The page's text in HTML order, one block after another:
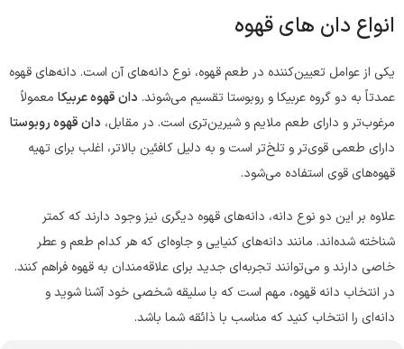
انواع دان های قهوه
یکی از عوامل تعیین‌کننده در طعم قهوه، نوع دانه‌های آن است. دانه‌های قهوه
عمدتاً به دو گروه عربیکا و روبوستا تقسیم می‌شوند. دان قهوه عربیکا معمولاً
مرغوب‌تر و دارای طعم ملایم و شیرین‌تری است. در مقابل، دان قهوه روبوستا
دارای طعمی قوی‌تر و تلخ‌تر است و به دلیل کافئین بالاتر، اغلب برای تهیه
قهوه‌های قوی استفاده می‌شود.
علاوه بر این دو نوع دانه، دانه‌های قهوه دیگری نیز وجود دارند که کمتر
شناخته شده‌اند. مانند دانه‌های کنیایی و جاوه‌ای که هر کدام طعم و عطر
خاصی دارند و می‌توانند تجربه‌ای جدید برای علاقه‌مندان به قهوه فراهم کنند.
در انتخاب دانه قهوه، مهم است که با سلیقه شخصی خود آشنا شوید و
دانه‌ای را انتخاب کنید که مناسب با ذائقه شما باشد.